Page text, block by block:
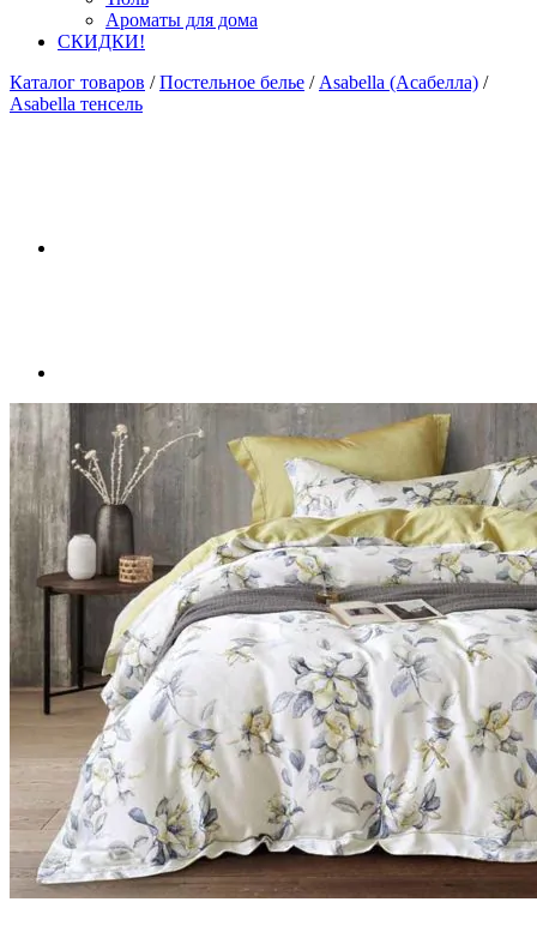
Ароматы для дома
СКИДКИ!
Каталог товаров / Постельное белье / Asabella (Асабелла) /
Asabella тенсель